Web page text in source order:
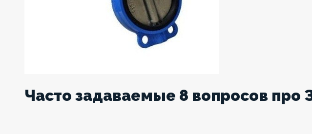
Часто задаваемые 8 вопросов про